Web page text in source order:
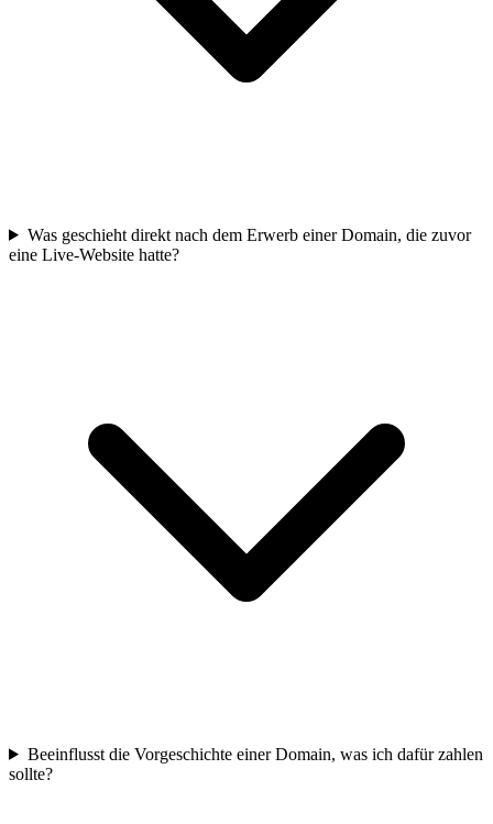
Was geschieht direkt nach dem Erwerb einer Domain, die zuvor
eine Live-Website hatte?
Beeinflusst die Vorgeschichte einer Domain, was ich dafür zahlen
sollte?